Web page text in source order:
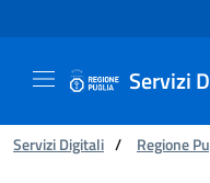
Servizi
Ti trovi in:
Servizi Digitali / Regione